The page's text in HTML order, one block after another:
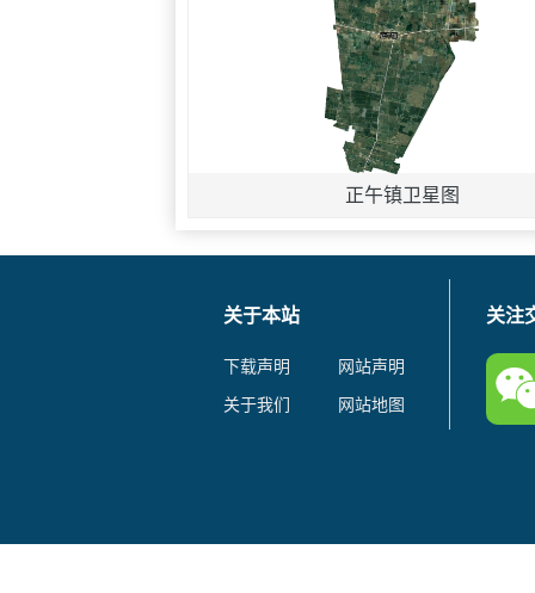
正午镇卫星图
关于本站
下载声明
网站声明
关于我们
网站地图
关注